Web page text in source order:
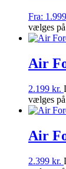
Fra: 1.999
vælges
Air
2.199 kr.
vælges
Air
2.399 kr.